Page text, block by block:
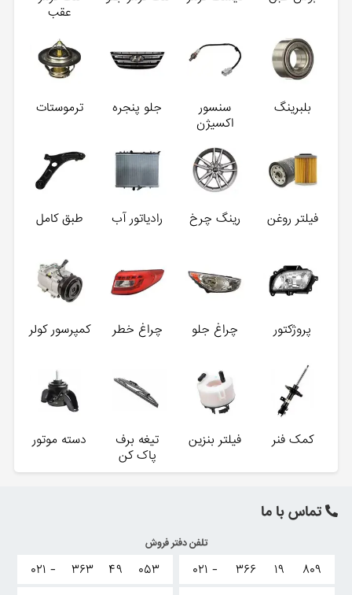
عقب
بلبرینگ
سنسور
اکسیژن
جلو پنجره ترموستات
فیلتر روغن رینگ چرخ رادیاتور آب طبق کامل
پروژکتور چراغ جلو چراغ خطر کمپرسور کولر
کمک فنر فیلتر بنزین
تیغه برف
پاک کن
دسته موتور
تماس با ما
تلفن دفتر فروش
۰۲۱ - ۳۶۶ ۱۹
۸۰۹
۰۲۱ - ۳۶۳ ۴۹
۰۵۳